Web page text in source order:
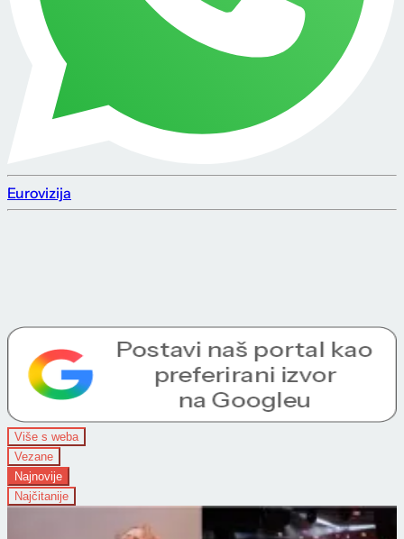
Eurovizija
Više s weba
Vezane
Najnovije
Najčitanije